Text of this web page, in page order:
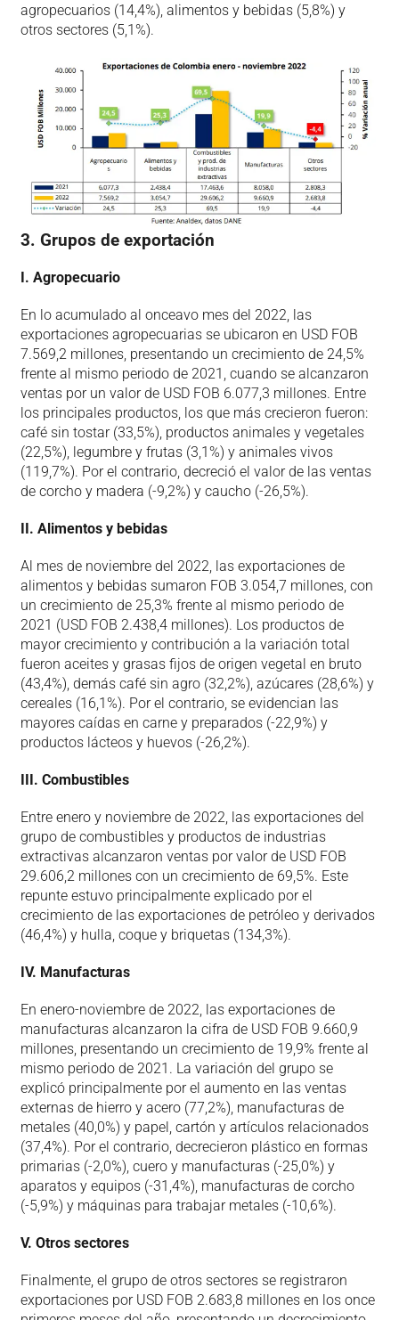
agropecuarios (14,4%), alimentos y bebidas (5,8%) y
otros sectores (5,1%).
3. Grupos de exportación
I. Agropecuario
En lo acumulado al onceavo mes del 2022, las
exportaciones agropecuarias se ubicaron en USD FOB
7.569,2 millones, presentando un crecimiento de 24,5%
frente al mismo periodo de 2021, cuando se alcanzaron
ventas por un valor de USD FOB 6.077,3 millones. Entre
los principales productos, los que más crecieron fueron:
café sin tostar (33,5%), productos animales y vegetales
(22,5%), legumbre y frutas (3,1%) y animales vivos
(119,7%). Por el contrario, decreció el valor de las ventas
de corcho y madera (-9,2%) y caucho (-26,5%).
II. Alimentos y bebidas
Al mes de noviembre del 2022, las exportaciones de
alimentos y bebidas sumaron FOB 3.054,7 millones, con
un crecimiento de 25,3% frente al mismo periodo de
2021 (USD FOB 2.438,4 millones). Los productos de
mayor crecimiento y contribución a la variación total
fueron aceites y grasas fijos de origen vegetal en bruto
(43,4%), demás café sin agro (32,2%), azúcares (28,6%) y
cereales (16,1%). Por el contrario, se evidencian las
mayores caídas en carne y preparados (-22,9%) y
productos lácteos y huevos (-26,2%).
III. Combustibles
Entre enero y noviembre de 2022, las exportaciones del
grupo de combustibles y productos de industrias
extractivas alcanzaron ventas por valor de USD FOB
29.606,2 millones con un crecimiento de 69,5%. Este
repunte estuvo principalmente explicado por el
crecimiento de las exportaciones de petróleo y derivados
(46,4%) y hulla, coque y briquetas (134,3%).
IV. Manufacturas
En enero-noviembre de 2022, las exportaciones de
manufacturas alcanzaron la cifra de USD FOB 9.660,9
millones, presentando un crecimiento de 19,9% frente al
mismo periodo de 2021. La variación del grupo se
explicó principalmente por el aumento en las ventas
externas de hierro y acero (77,2%), manufacturas de
metales (40,0%) y papel, cartón y artículos relacionados
(37,4%). Por el contrario, decrecieron plástico en formas
primarias (-2,0%), cuero y manufacturas (-25,0%) y
aparatos y equipos (-31,4%), manufacturas de corcho
(-5,9%) y máquinas para trabajar metales (-10,6%).
V. Otros sectores
Finalmente, el grupo de otros sectores se registraron
exportaciones por USD FOB 2.683,8 millones en los once